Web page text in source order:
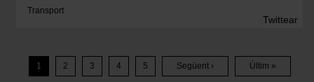
Transport
Twittear
Paginació
1 Pàgina
2 Pàgina
3 Pàgina
4 5
Pàgina
Següent ›
Última
Últim »